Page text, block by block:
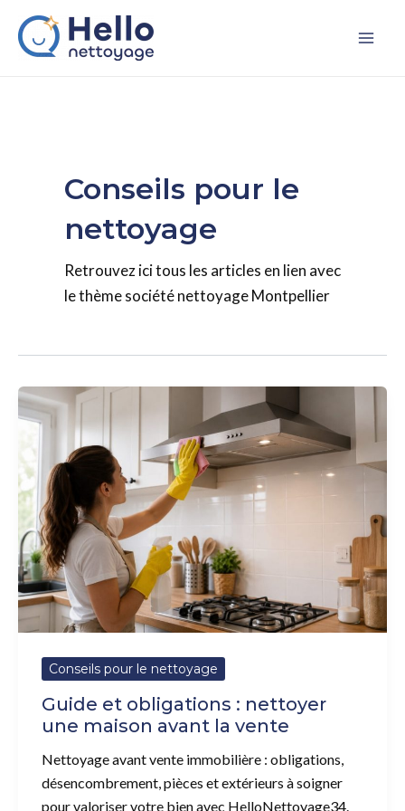
contenu
Conseils pour le
nettoyage
Retrouvez ici tous les articles en lien avec
le thème société nettoyage Montpellier
Conseils pour le nettoyage
Guide et obligations : nettoyer
une maison avant la vente
Nettoyage avant vente immobilière : obligations,
désencombrement, pièces et extérieurs à soigner
pour valoriser votre bien avec HelloNettoyage34.
Guide
et
obligations
nettoyer
une
maison
avant
la
vente
Pagination
d’article